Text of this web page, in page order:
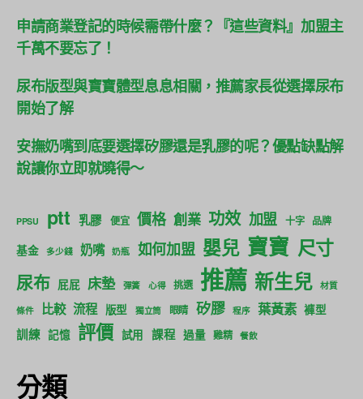
申請商業登記的時候需帶什麼？『這些資料』加盟主
千萬不要忘了！
尿布版型與寶寶體型息息相關，推薦家長從選擇尿布
開始了解
安撫奶嘴到底要選擇矽膠還是乳膠的呢？優點缺點解
說讓你立即就曉得～
PPSU ptt 乳膠 便宜 價格 創業 功效 加盟 十字 品牌
基金 多少錢 奶嘴 奶瓶 如何加盟 嬰兒 寶寶 尺寸
尿布 屁屁 床墊 彈簧 心得 挑選 推薦 新生兒 材質
條件 比較 流程 版型 獨立筒 眼睛 矽膠 程序 葉黃素 褲型
訓練 記憶 評價 試用 課程 過量 雞精 餐飲
分類